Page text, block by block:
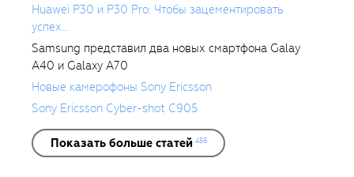
Huawei P30 и P30 Pro: Чтобы зацементировать
успех...
Samsung представил два новых смартфона Galay
A40 и Galaxy A70
Новые камерофоны Sony Ericsson
Sony Ericsson Cyber-shot C905
Показать больше статей 456